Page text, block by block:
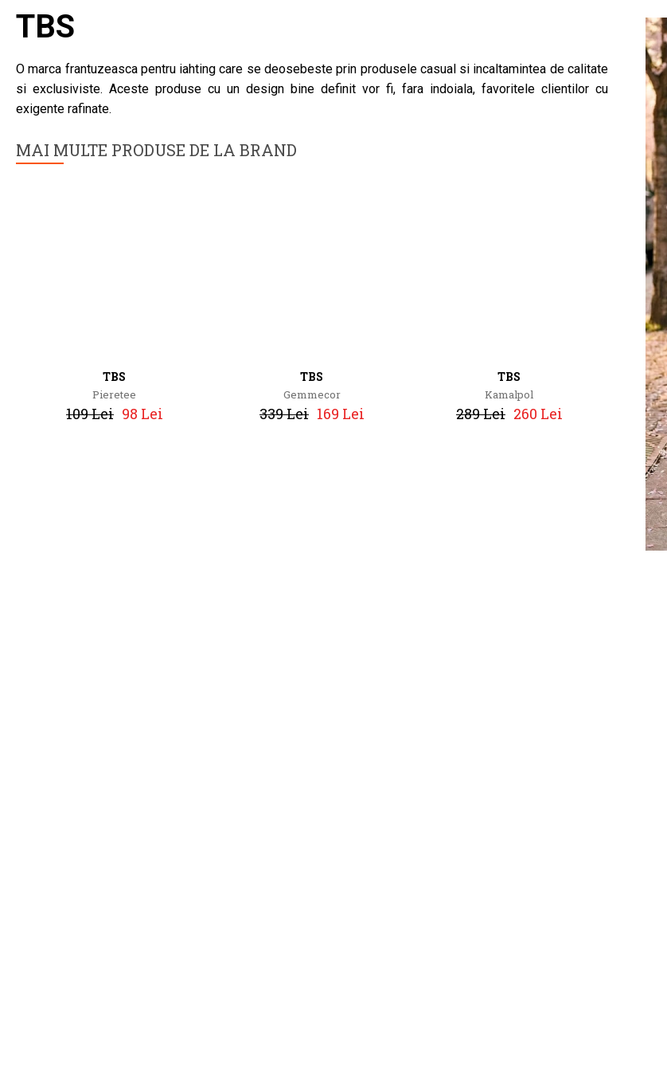
TBS
O marca frantuzeasca pentru iahting care se deosebeste prin produsele casual si incaltamintea de calitate
si exclusiviste. Aceste produse cu un design bine definit vor fi, fara indoiala, favoritele clientilor cu
exigente rafinate.
MAI MULTE PRODUSE DE LA BRAND
TBS
Pieretee
109 Lei 98 Lei
TBS
Gemmecor
339 Lei 169 Lei
TBS
Kamalpol
289 Lei 260 Lei